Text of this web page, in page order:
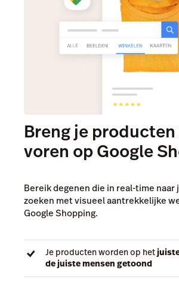
Marketing
E-mailmarketing
Google ads
Producten en voorraad
Verzending
Breng je
voren op Google
Bereik degenen die in real-time
zoeken met visueel aantrekkelijke
Google Shopping.
Je producten worden op het
de juiste mensen getoond